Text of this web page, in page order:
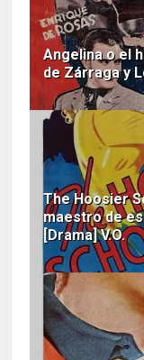
Angelina o el
de Zárraga y
The Hoosier
maestro de
[Drama] V.O.